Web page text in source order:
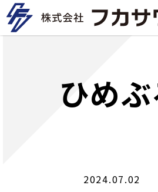
ひめ
2024.07.02